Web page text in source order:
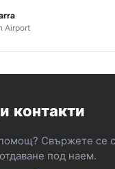
Airport
контакти
Свържете се
под наем.